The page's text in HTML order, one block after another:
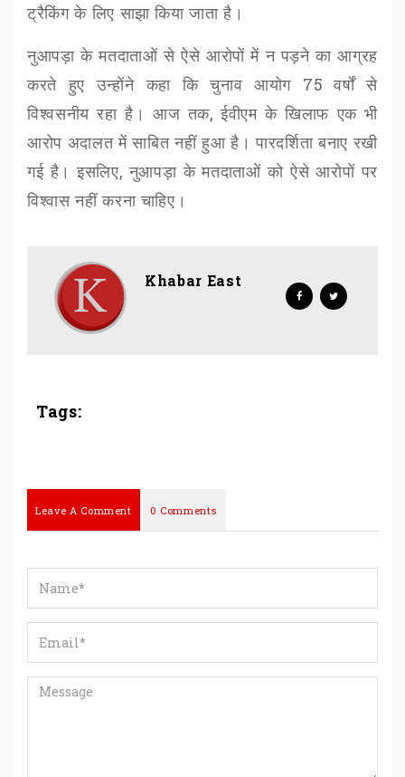
ट्रैकिंग के लिए साझा किया जाता है।
नुआपड़ा के मतदाताओं से ऐसे आरोपों में न पड़ने का आग्रह
करते हुए उन्होंने कहा कि चुनाव आयोग 75वर्षों से
विश्वसनीय रहा है। आज तक,ईवीएम के खिलाफ एक भी
आरोप अदालत में साबित नहीं हुआ है। पारदर्शिता बनाए रखी
गई है। इसलिए,नुआपड़ा के मतदाताओं को ऐसे आरोपों पर
विश्वास नहीं करना चाहिए।
Khabar East
Tags:
Leave A Comment 0 Comments